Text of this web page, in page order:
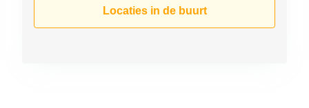
Locaties in de buurt